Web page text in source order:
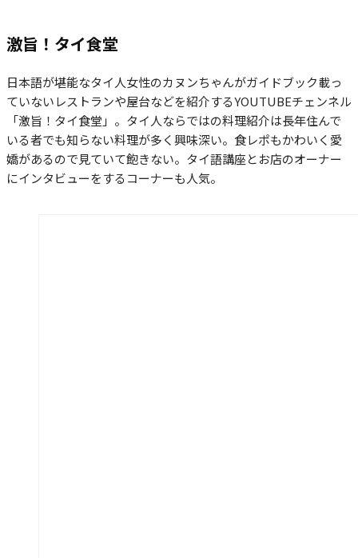
激旨！タイ食堂
日本語が堪能なタイ人女性のカヌンちゃんがガイドブック載っ
ていないレストランや屋台などを紹介するYOUTUBEチェンネル
「激旨！タイ食堂」。タイ人ならではの料理紹介は長年住んで
いる者でも知らない料理が多く興味深い。食レポもかわいく愛
嬌があるので見ていて飽きない。タイ語講座とお店のオーナー
にインタビューをするコーナーも人気。